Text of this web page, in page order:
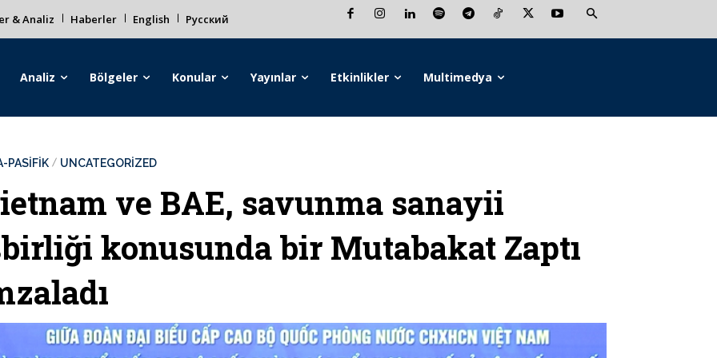
& Analiz Haberler English Русский
Analiz Bölgeler Konular Yayınlar Etkinlikler Multimedya
PASİFİK UNCATEGORIZED
ve BAE, savunma sanayii
konusunda bir Mutabakat Zaptı